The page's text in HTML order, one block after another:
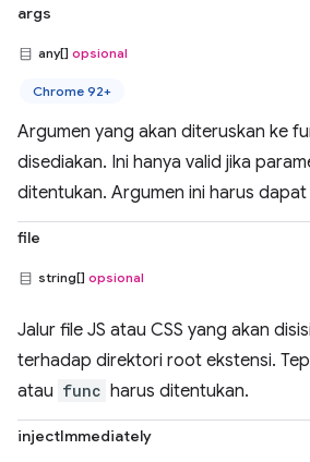
args
any[] opsional
Chrome 92+
Argumen yang akan diteruskan ke
disediakan. Ini hanya valid jika
ditentukan. Argumen ini harus dapat
file
string[] opsional
Jalur file JS atau CSS yang akan
terhadap direktori root ekstensi.
atau func harus ditentukan.
injectImmediately